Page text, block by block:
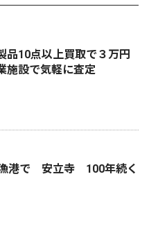
10点以上買取で３万円
設で気軽に査定
漁港で 安立寺 100年続く